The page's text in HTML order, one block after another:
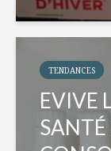
TENDANCES
EVIVE
SANTÉ